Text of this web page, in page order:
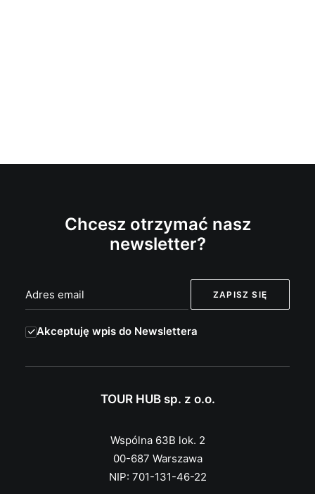
Chcesz otrzymać nasz
newsletter?
Akceptuję wpis do Newslettera
TOUR HUB sp. z o.o.
Wspólna 63B lok. 2
00-687 Warszawa
NIP: 701-131-46-22